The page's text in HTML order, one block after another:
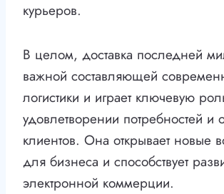
курьеров.
В целом, доставка последней
важной составляющей
логистики и играет ключевую
удовлетворении потребностей и
клиентов. Она открывает новые
для бизнеса и способствует
электронной коммерции.